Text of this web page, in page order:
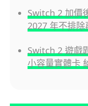
Switch 2 加價
2027 年不排
Switch 2 遊戲
小容量實體卡